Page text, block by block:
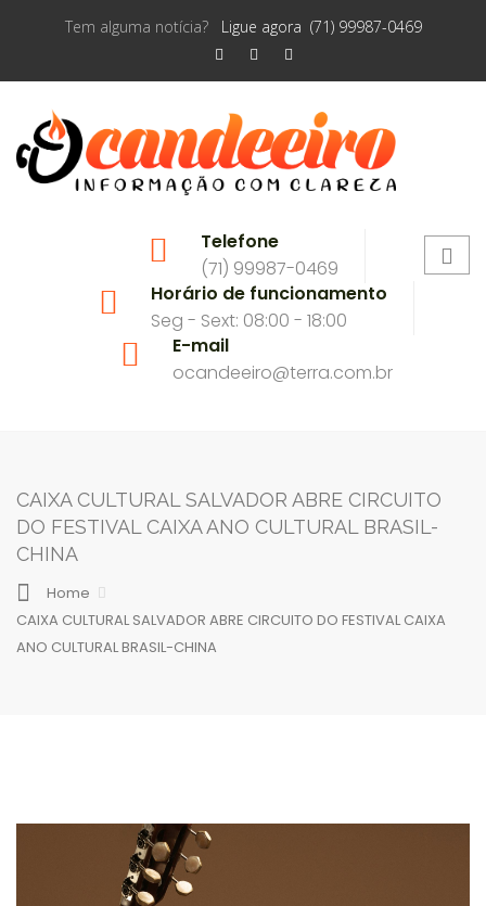
Tem alguma notícia? Ligue agora (71) 99987-0469
Telefone
(71) 99987-0469
Horário de funcionamento
Seg - Sext: 08:00 - 18:00
E-mail
ocandeeiro@terra.com.br
CAIXA CULTURAL SALVADOR ABRE CIRCUITO
DO FESTIVAL CAIXA ANO CULTURAL BRASIL-
CHINA
Home
CAIXA CULTURAL SALVADOR ABRE CIRCUITO DO FESTIVAL CAIXA
ANO CULTURAL BRASIL-CHINA